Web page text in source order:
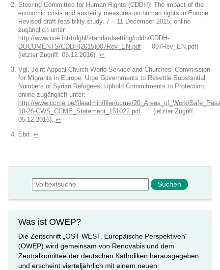
Steering Committee for Human Rights (CDDH): The impact of the
economic crisis and austerity measures on human rights in Europe.
Revised draft feasibility study. 7 – 11 December 2015; online
zugänglich unter
http://www.coe.int/t/dghl/standardsetting/cddh/CDDH-
DOCUMENTS/CDDH(2015)007Rev_EN.pdf
007Rev_EN.pdf)
(letzter Zugriff: 05.12.2016).↩︎
Vgl. Joint Appeal Church World Service and Churches’ Commission
for Migrants in Europe: Urge Governments to Resettle Substantial
Numbers of Syrian Refugees, Uphold Commitments to Protection;
online zugänglich unter:
http://www.ccme.be/fileadmin/filer/ccme/20_Areas_of_Work/
10-26-CWS_CCME_Statement_151022.pdf
(letzter Zugriff:
05.12.2016).↩︎
Ebd.↩︎
Suchformular
Suche
Was ist OWEP?
Die Zeitschrift „OST-WEST. Europäische Perspektiven“
(OWEP) wird gemeinsam von Renovabis und dem
Zentralkomittee der deutschen Katholiken herausgegeben
und erscheint vierteljährlich mit einem neuen